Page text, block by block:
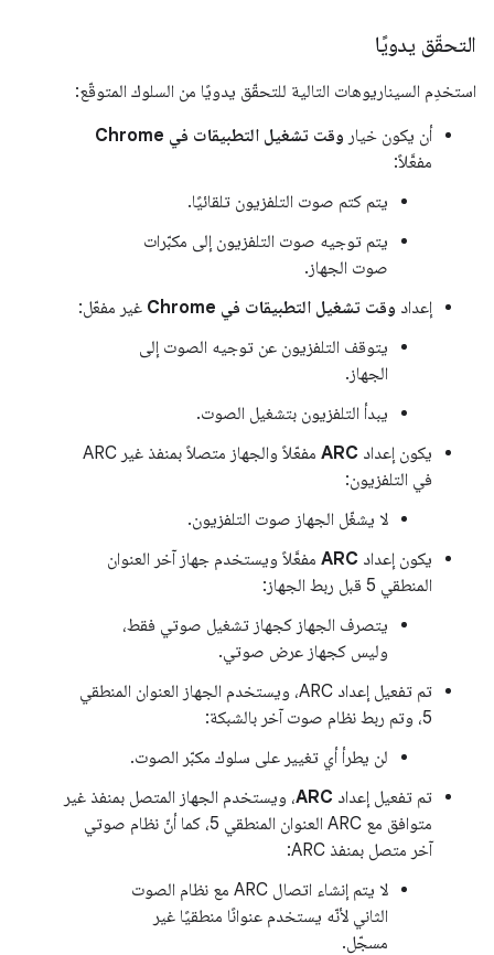
التحقّق يدويًا
استخدِم السيناريوهات التالية للتحقّق يدويًا من السلوك المتوقّع:
أن يكون خيار وقت تشغيل التطبيقات في Chrome
مفعَّلاً:
يتم كتم صوت التلفزيون تلقائيًا.
يتم توجيه صوت التلفزيون إلى مكبّرات
صوت الجهاز.
إعداد وقت تشغيل التطبيقات في Chrome
غير مفعّل:
يتوقف التلفزيون عن توجيه الصوت إلى
الجهاز.
يبدأ التلفزيون بتشغيل الصوت.
يكون إعداد ARC
مفعّلاً والجهاز متصلاً بمنفذ غير ARC
في التلفزيون:
لا يشغّل الجهاز صوت التلفزيون.
يكون إعداد ARC مفعَّلاً ويستخدم جهاز آخر العنوان
المنطقي 5 قبل ربط الجهاز:
يتصرف الجهاز كجهاز تشغيل صوتي فقط،
وليس كجهاز عرض صوتي.
تم تفعيل إعداد ARC، ويستخدم الجهاز العنوان المنطقي
5، وتم ربط نظام صوت آخر بالشبكة:
لن يطرأ أي تغيير على سلوك مكبّر الصوت.
تم تفعيل إعداد ARC، ويستخدم الجهاز المتصل بمنفذ غير
متوافق مع ARC العنوان المنطقي 5، كما أنّ نظام صوتي
آخر متصل بمنفذ ARC:
لا يتم إنشاء اتصال ARC مع نظام الصوت
الثاني لأنّه يستخدم عنوانًا منطقيًا غير
مسجّل.